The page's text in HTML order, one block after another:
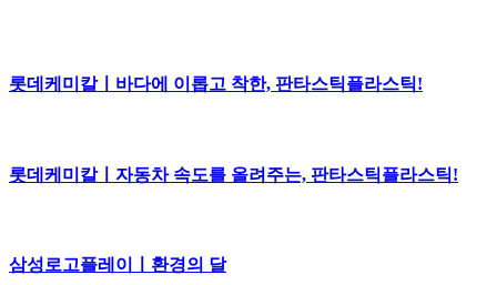
롯데케미칼ㅣ바다에 이롭고 착한, 판타스틱플라스틱!
롯데케미칼ㅣ자동차 속도를 올려주는, 판타스틱플라스틱!
삼성로고플레이ㅣ환경의 달